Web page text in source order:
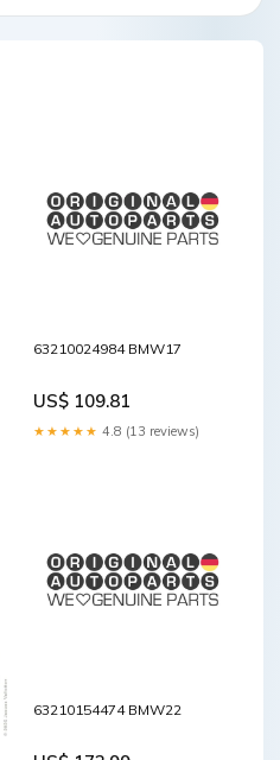
63210024984 BMW17
US$ 109.81
★★★★★ 4.8 (13 reviews)
63210154474 BMW22